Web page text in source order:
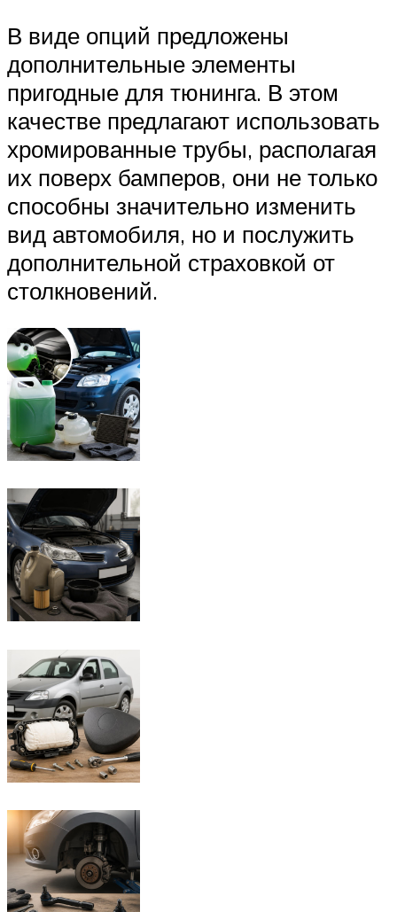
В виде опций предложены
дополнительные элементы
пригодные для тюнинга. В этом
качестве предлагают использовать
хромированные трубы, располагая
их поверх бамперов, они не только
способны значительно изменить
вид автомобиля, но и послужить
дополнительной страховкой от
столкновений.